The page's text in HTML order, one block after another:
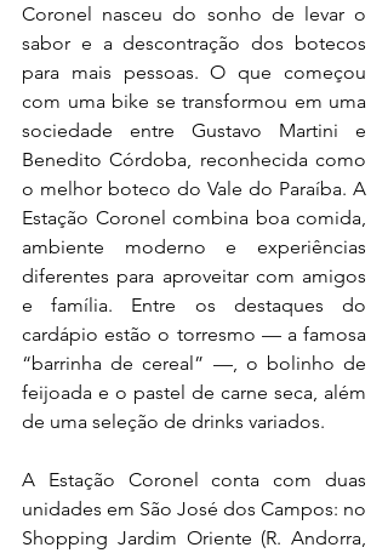
Coronel nasceu do sonho de levar o
sabor e a descontração dos botecos
para mais pessoas. O que começou
com uma bike se transformou em uma
sociedade entre Gustavo Martini e
Benedito Córdoba, reconhecida como
o melhor boteco do Vale do Paraíba. A
Estação Coronel combina boa comida,
ambiente moderno e experiências
diferentes para aproveitar com amigos
e família. Entre os destaques do
cardápio estão o torresmo — a famosa
“barrinha de cereal” —, o bolinho de
feijoada e o pastel de carne seca, além
de uma seleção de drinks variados.
A Estação Coronel conta com duas
unidades em São José dos Campos: no
Shopping Jardim Oriente (R. Andorra,